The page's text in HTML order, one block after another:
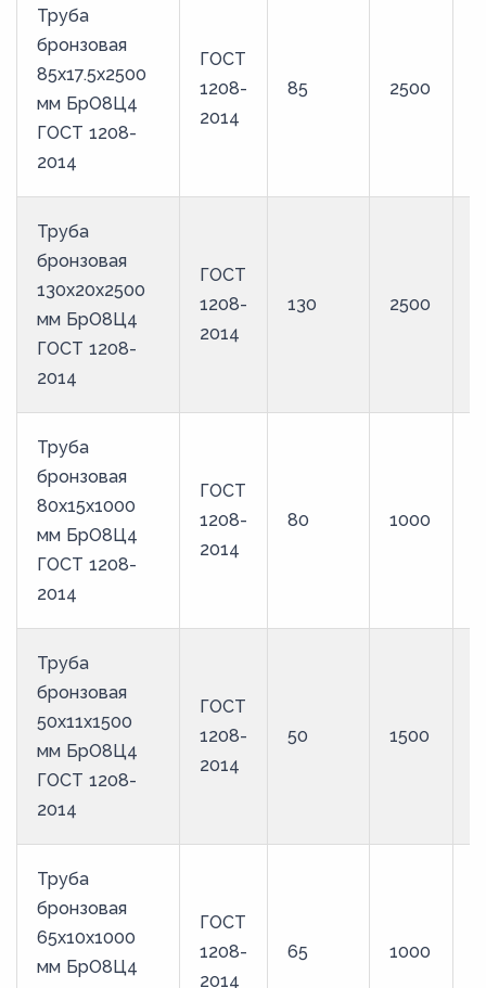
Труба
бронзовая
85х17.5х2500
мм БрО8Ц4
ГОСТ 1208-
2014
ГОСТ
1208-
2014
85 2500
Труба
бронзовая
130х20х2500
мм БрО8Ц4
ГОСТ 1208-
2014
ГОСТ
1208-
2014
130 2500
Труба
бронзовая
80х15х1000
мм БрО8Ц4
ГОСТ 1208-
2014
ГОСТ
1208-
2014
80 1000
Труба
бронзовая
50х11х1500
мм БрО8Ц4
ГОСТ 1208-
2014
ГОСТ
1208-
2014
50 1500
Труба
бронзовая
65х10х1000
мм БрО8Ц4
ГОСТ
1208-
2014
65 1000